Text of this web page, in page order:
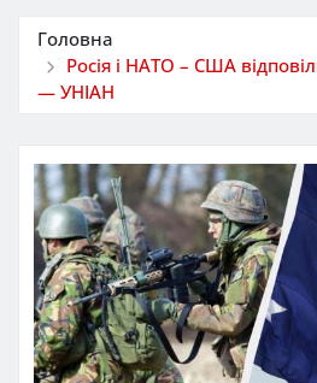
Головна
Росія і НАТО – США
— УНІАН